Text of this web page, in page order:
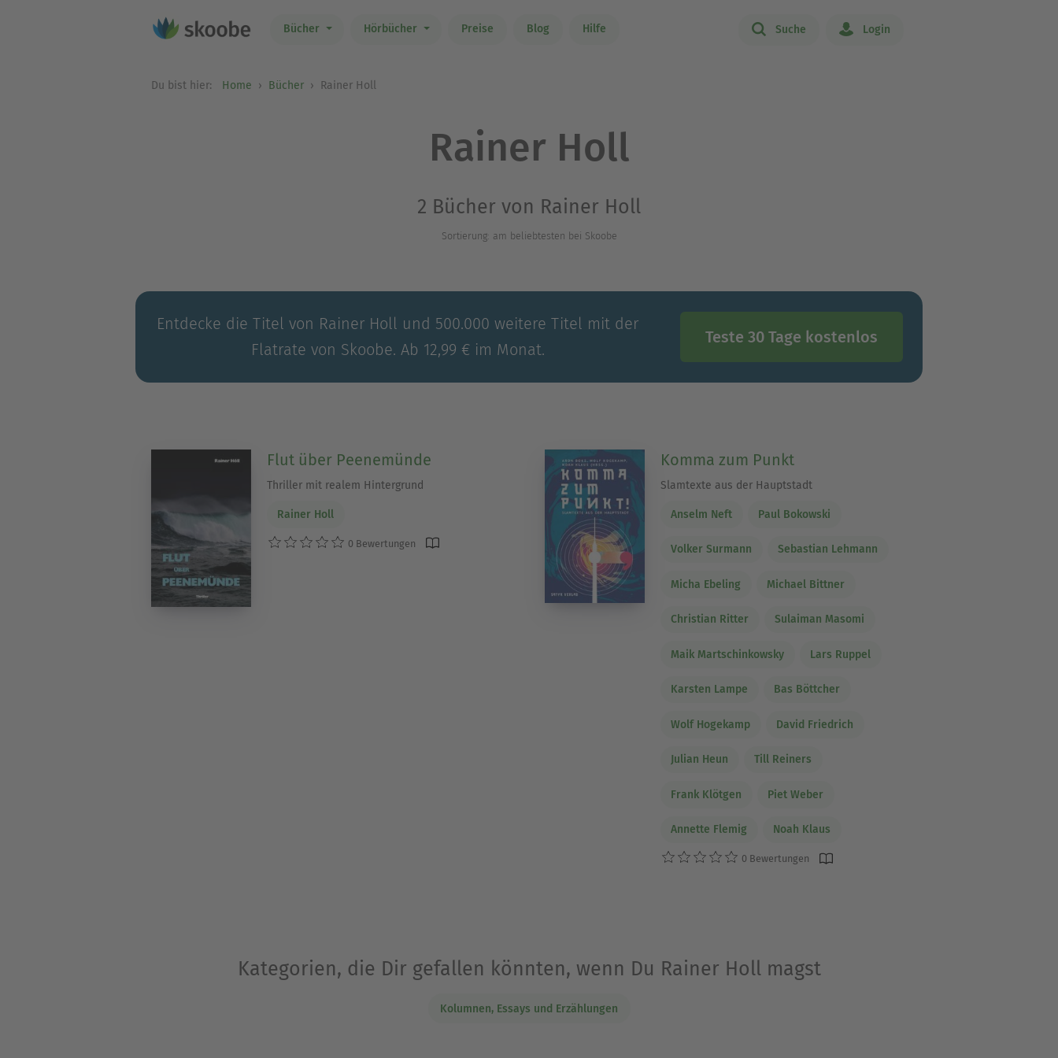
Bücher Hörbücher Preise Blog Hilfe Suche Login
Du bist hier: Home Bücher Rainer Holl
Rainer Holl
2 Bücher von Rainer Holl
Sortierung: am beliebtesten bei Skoobe
Entdecke die Titel von Rainer Holl und 500.000 weitere Titel mit der
Flatrate von Skoobe. Ab 12,99 € im Monat.
Teste 30 Tage kostenlos
Flut über Peenemünde
Thriller mit realem Hintergrund
Rainer Holl
0 Bewertungen
Komma zum Punkt
Slamtexte aus der Hauptstadt
Anselm Neft Paul Bokowski
Volker Surmann Sebastian Lehmann
Micha Ebeling Michael Bittner
Christian Ritter Sulaiman Masomi
Maik Martschinkowsky Lars Ruppel
Karsten Lampe Bas Böttcher
Wolf Hogekamp David Friedrich
Julian Heun Till Reiners
Frank Klötgen Piet Weber
Annette Flemig Noah Klaus
0 Bewertungen
Kategorien, die Dir gefallen könnten, wenn Du Rainer Holl magst
Kolumnen, Essays und Erzählungen